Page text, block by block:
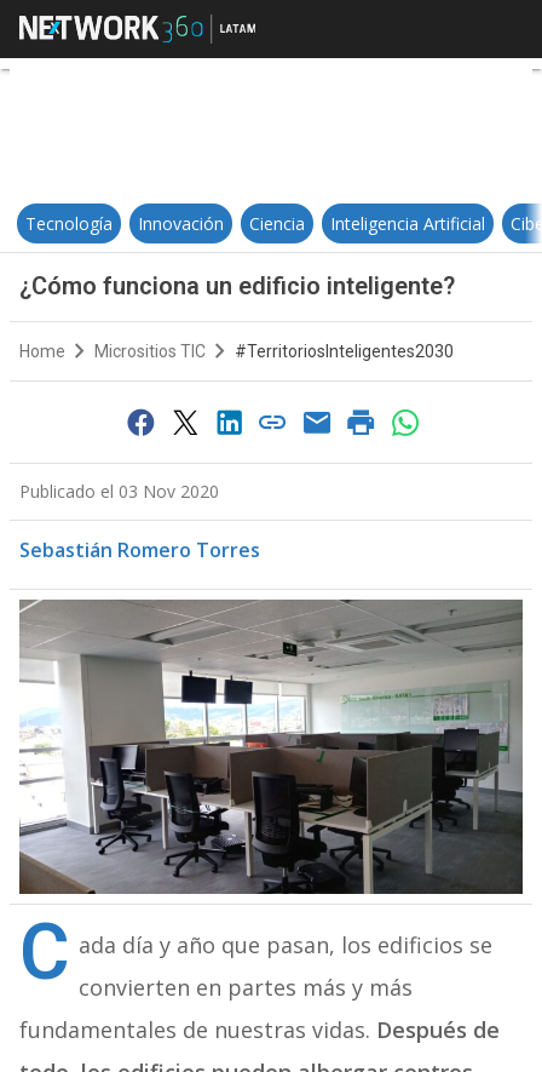
¿Cómo funciona un edificio
Tecnología Innovación Ciencia Inteligencia Artificial
¿Cómo funciona un edificio inteligente?
Home Micrositios TIC #TerritoriosInteligentes2030
Publicado el 03 Nov 2020
Sebastián Romero Torres
C ada día y año que pasan, los edificios se
convierten en partes más y más
fundamentales de nuestras vidas. Después de